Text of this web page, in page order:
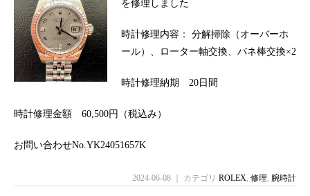
を修理しました
時計修理内容： 分解掃除（オーバーホ
ール）、ローター軸交換、バネ棒交換×2
時計修理納期 20日間
時計修理金額 60,500円（税込み）
お問い合わせNo.YK24051657K
2024-06-08 ｜ カテゴリ ROLEX, 修理, 腕時計